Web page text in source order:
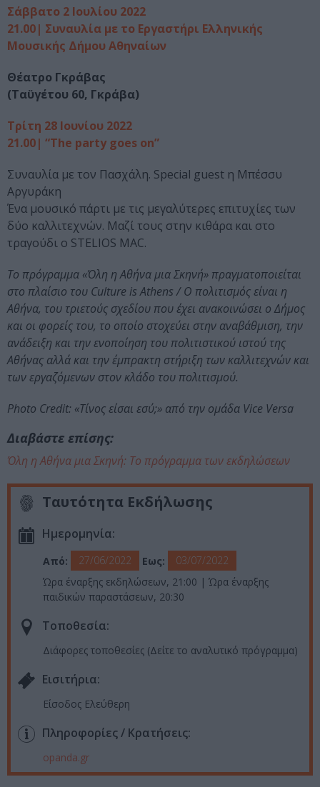
Σάββατο 2 Ιουλίου 2022
21.00| Συναυλία με το Εργαστήρι Ελληνικής
Μουσικής Δήμου Αθηναίων
Θέατρο Γκράβας
(Ταϋγέτου 60, Γκράβα)
Τρίτη 28 Ιουνίου 2022
21.00| “The party goes on”
Συναυλία με τον Πασχάλη. Special guest η Μπέσσυ
Αργυράκη
Ένα μουσικό πάρτι με τις μεγαλύτερες επιτυχίες των
δύο καλλιτεχνών. Μαζί τους στην κιθάρα και στο
τραγούδι ο STELIOS MAC.
Το πρόγραμμα «Όλη η Αθήνα μια Σκηνή» πραγματοποιείται
στο πλαίσιο του Culture is Athens / Ο πολιτισμός είναι η
Αθήνα, του τριετούς σχεδίου που έχει ανακοινώσει ο Δήμος
και οι φορείς του, το οποίο στοχεύει στην αναβάθμιση, την
ανάδειξη και την ενοποίηση του πολιτιστικού ιστού της
Αθήνας αλλά και την έμπρακτη στήριξη των καλλιτεχνών και
των εργαζόμενων στον κλάδο του πολιτισμού.
Photo Credit: «Τίνος είσαι εσύ;» από την ομάδα Vice Versa
Διαβάστε επίσης:
Όλη η Αθήνα μια Σκηνή: Το πρόγραμμα των εκδηλώσεων
Ταυτότητα Εκδήλωσης
Ημερομηνία:
Από: 27/06/2022 Εως:
03/07/2022
Ώρα έναρξης εκδηλώσεων, 21:00 | Ώρα έναρξης
παιδικών παραστάσεων, 20:30
Τοποθεσία:
Διάφορες τοποθεσίες (Δείτε το αναλυτικό πρόγραμμα)
Eισιτήρια:
Είσοδος Ελεύθερη
Πληροφορίες / Κρατήσεις:
opanda.gr